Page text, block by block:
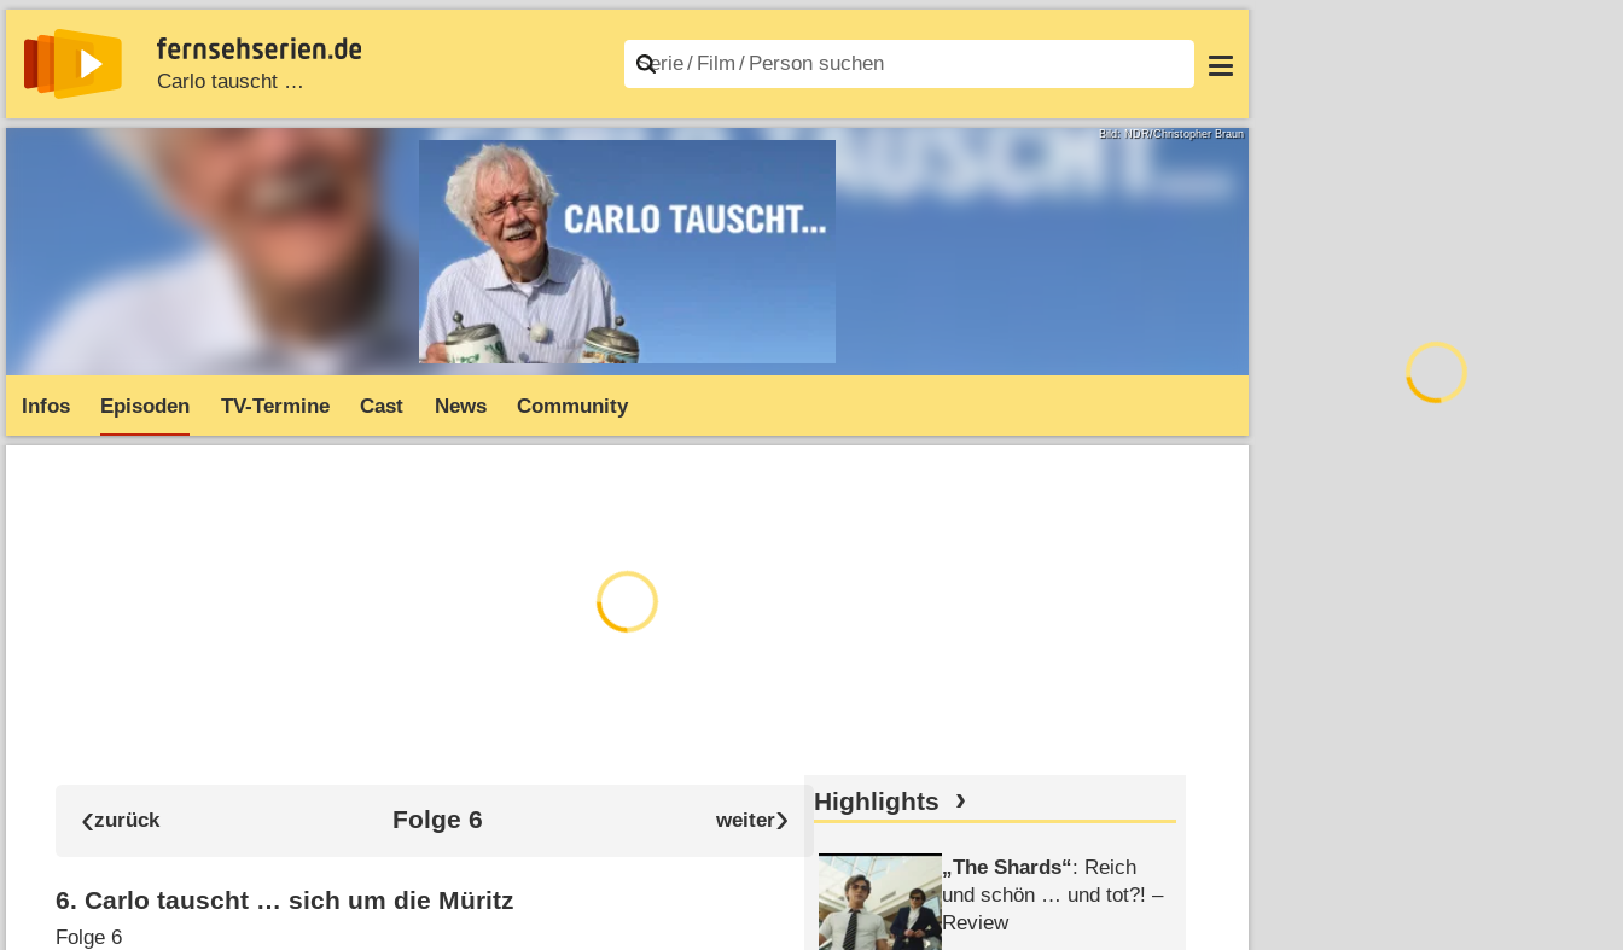
Carlo tauscht …
News Entdecken Streaming Filme A–Z Login
Bild: NDR/Christopher Braun
Infos Episoden TV-Termine Cast News Community
Folge 6
6. Carlo tauscht … sich um die Müritz
Folge 6
Highlights
The Shards : Reich
und schön … und tot?! –
Review